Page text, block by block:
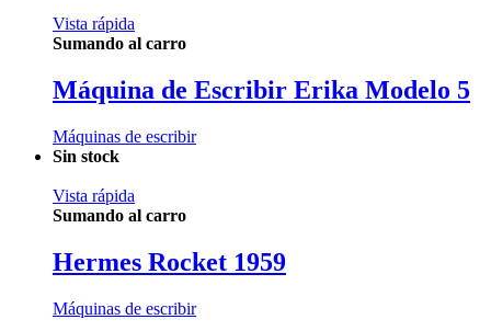
Vista rápida
Sumando al carro
Máquina de Escribir Erika Modelo 5
Máquinas de escribir
Sin stock
Vista rápida
Sumando al carro
Hermes Rocket 1959
Máquinas de escribir